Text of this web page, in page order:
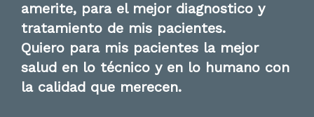
amerite, para el mejor diagnostico y
tratamiento de mis pacientes.
Quiero para mis pacientes la mejor
salud en lo técnico y en lo humano con
la calidad que merecen.